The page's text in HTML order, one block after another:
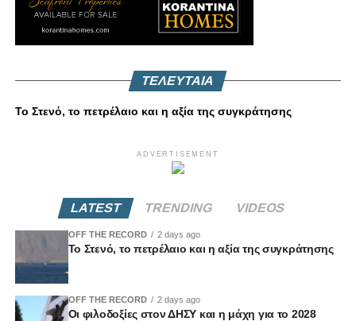
ΤΕΛΕΥΤΑΙΑ
Το Στενό, το πετρέλαιο και η αξία της συγκράτησης
ADVERTISEMENT
LATEST TRENDING VIDEOS
OFF THE RECORD 2 days ago
Το Στενό, το πετρέλαιο και η αξία της συγκράτησης
OFF THE RECORD 2 days ago
Οι φιλοδοξίες στον ΔΗΣΥ και η μάχη για το 2028